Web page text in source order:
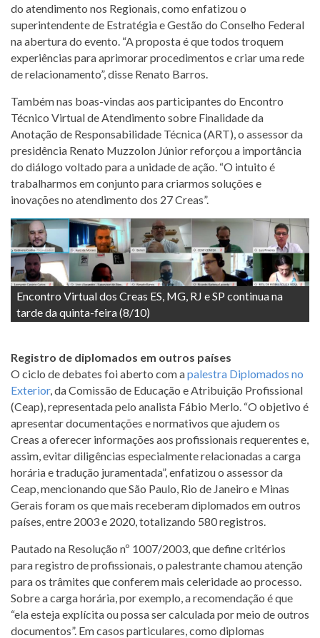
do atendimento nos Regionais, como enfatizou o
superintendente de Estratégia e Gestão do Conselho Federal
na abertura do evento. “A proposta é que todos troquem
experiências para aprimorar procedimentos e criar uma rede
de relacionamento”, disse Renato Barros.
Também nas boas-vindas aos participantes do Encontro
Técnico Virtual de Atendimento sobre Finalidade da
Anotação de Responsabilidade Técnica (ART), o assessor da
presidência Renato Muzzolon Júnior reforçou a importância
do diálogo voltado para a unidade de ação. “O intuito é
trabalharmos em conjunto para criarmos soluções e
inovações no atendimento dos 27 Creas”.
Encontro Virtual dos Creas ES, MG, RJ e SP continua na
tarde da quinta-feira (8/10)
Registro de diplomados em outros países
O ciclo de debates foi aberto com apalestra Diplomados no
Exterior, da Comissão de Educação e Atribuição Profissional
(Ceap), representada pelo analista Fábio Merlo. “O objetivo é
apresentar documentações e normativos que ajudem os
Creas a oferecer informações aos profissionais requerentes e,
assim, evitar diligências especialmente relacionadas a carga
horária e tradução juramentada”, enfatizou o assessor da
Ceap, mencionando que São Paulo, Rio de Janeiro e Minas
Gerais foram os que mais receberam diplomados em outros
países, entre 2003 e 2020, totalizando 580 registros.
Pautado na Resolução nº 1007/2003, que define critérios
para registro de profissionais, o palestrante chamou atenção
para os trâmites que conferem mais celeridade ao processo.
Sobre a carga horária, por exemplo, a recomendação é que
“ela esteja explícita ou possa ser calculada por meio de outros
documentos”. Em casos particulares, como diplomas